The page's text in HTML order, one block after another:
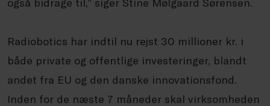
Radiobotics har indtil nu rejst 30 millioner kr. i
både private og offentlige investeringer, blandt
andet fra EU og den danske innovationsfond.
Inden for de næste 7 måneder skal virksomheden